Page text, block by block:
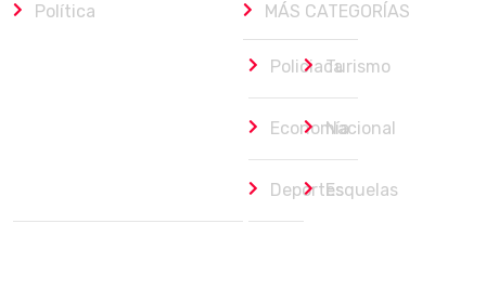
Política MÁS CATEGORÍAS
PoliciacaTurismo
EconomíaNacional
DeportesEsquelas